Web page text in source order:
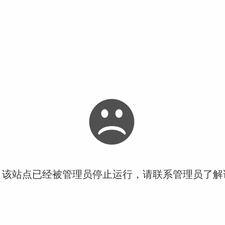
站点已经被管理员停止运行，请联系管理员了